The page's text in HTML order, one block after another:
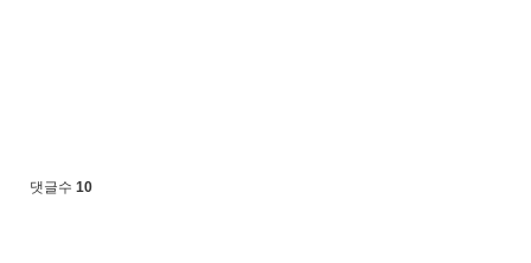
댓글수 10